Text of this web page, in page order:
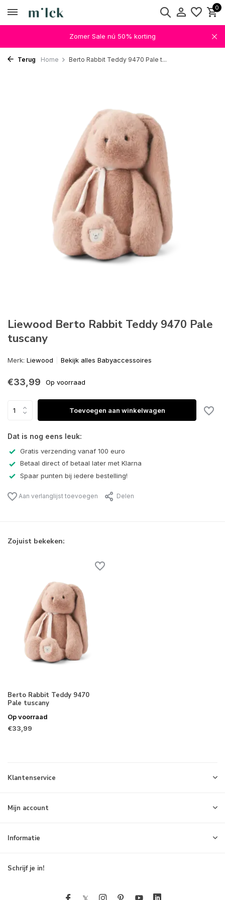
0
Zomer Sale nú 50% korting
Terug Home Berto Rabbit Teddy 9470 Pale t...
Liewood Berto Rabbit Teddy 9470 Pale
tuscany
Merk: Liewood Bekijk alles Babyaccessoires
€33,99 Op voorraad
Toevoegen aan winkelwagen
Dat is nog eens leuk:
Gratis verzending vanaf 100 euro
Betaal direct of betaal later met Klarna
Spaar punten bij iedere bestelling!
Aan verlanglijst toevoegen Delen
Zojuist bekeken:
Berto Rabbit Teddy 9470
Pale tuscany
Op voorraad
€33,99
Klantenservice
Mijn account
Informatie
Schrijf je in!